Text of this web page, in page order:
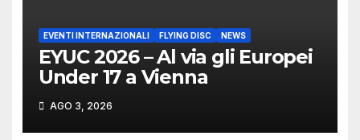
EVENTI INTERNAZIONALI FLYING DISC NEWS
EYUC 2026 – Al via gli Europei
Under 17 a Vienna
AGO 3, 2026